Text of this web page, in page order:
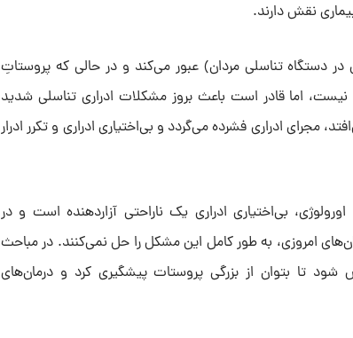
نقش دارند.
در دستگاه تناسلی مردان) عبور می‌کند و در حالی که پروستاتِ
اما قادر است باعث بروز مشکلات ادراری تناسلی شدید
مجرای ادراری فشرده می‌گردد و بی‌اختیاری ادراری و تکرر ادرار
بی‌اختیاری ادراری یک ناراحتی آزاردهنده است و در
امروزی، به طور کامل این مشکل را حل نمی‌کنند. در مباحث
تا بتوان از بزرگی پروستات پیشگیری کرد و درمان‌های